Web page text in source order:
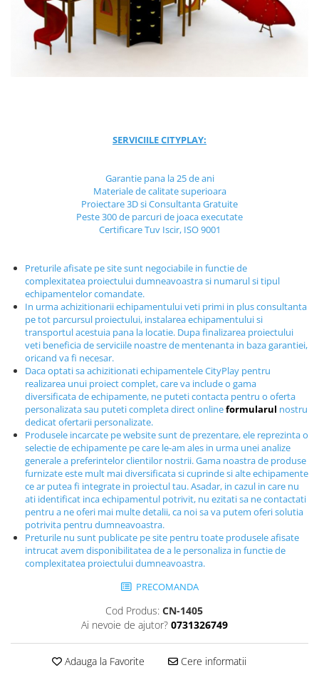
Jocuri cu nisip
Echipamente de catarat
Trasee echilibristica
Fotbal si Handbal
Street Workout
Terenuri Multisport
Trasee Ninja
Echipamente fitness
Mese de jocuri
MOBILIER URBAN
Garduri/Imprejmuiri
Cosuri de gunoi
Panouri pentru informare/Marcaje
Foisoare si pergole
Rastel Biciclete
Banci
SERVICIILE CITYPLAY:
Garantie pana la 25 de ani
Materiale de calitate superioara
Proiectare 3D si Consultanta Gratuite
Peste 300 de parcuri de joaca executate
Certificare Tuv Iscir, ISO 9001
Preturile afisate pe site sunt negociabile in functie de
complexitatea proiectului dumneavoastra si numarul si tipul
echipamentelor comandate.
In urma achizitionarii echipamentului veti primi in plus consultanta
pe tot parcursul proiectului, instalarea echipamentului si
transportul acestuia pana la locatie. Dupa finalizarea proiectului
veti beneficia de serviciile noastre de mentenanta in baza garantiei,
oricand va fi necesar.
Daca optati sa achizitionati echipamentele CityPlay pentru
realizarea unui proiect complet, care va include o gama
diversificata de echipamente, ne puteti contacta pentru o oferta
personalizata sau puteti completa direct onlineformularul nostru
dedicat ofertarii personalizate.
Produsele incarcate pe website sunt de prezentare, ele reprezinta o
selectie de echipamente pe care le-am ales in urma unei analize
generale a preferintelor clientilor nostrii. Gama noastra de produse
furnizate este mult mai diversificata si cuprinde si alte echipamente
ce ar putea fi integrate in proiectul tau. Asadar, in cazul in care nu
ati identificat inca echipamentul potrivit, nu ezitati sa ne contactati
pentru a ne oferi mai multe detalii, ca noi sa va putem oferi solutia
potrivita pentru dumneavoastra.
Preturile nu sunt publicate pe site pentru toate produsele afisate
intrucat avem disponibilitatea de a le personaliza in functie de
complexitatea proiectului dumneavoastra.
PRECOMANDA
Cod Produs: CN-1405
Ai nevoie de ajutor? 0731326749
Adauga la Favorite Cere informatii